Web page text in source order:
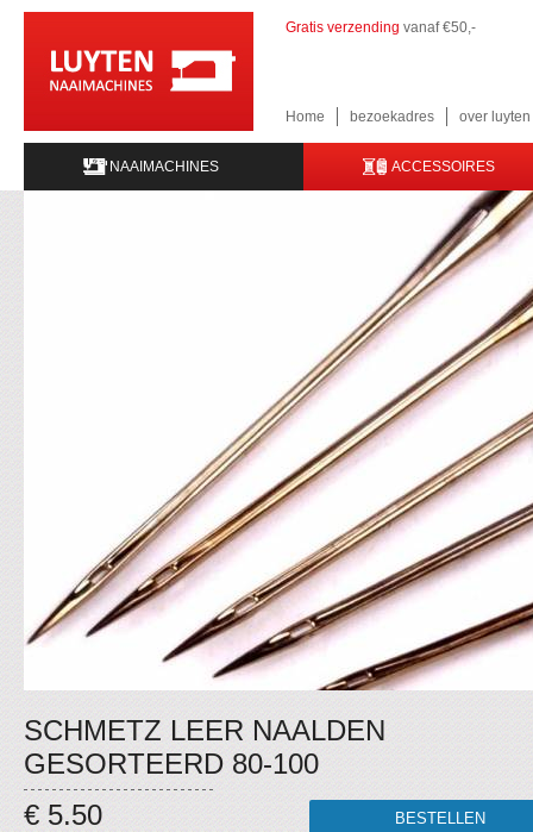
Gratis verzending vanaf €50,-
Home bezoekadres over
NAAIMACHINES ACCESSOIRES
SCHMETZ LEER NAALDEN
GESORTEERD 80-100
€ 5.50